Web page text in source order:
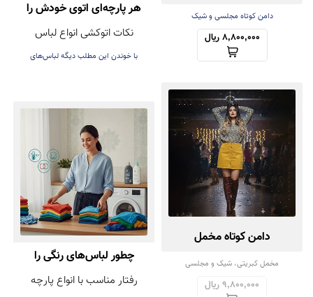
دامن کوتاه مجلسی و شیک
8,800,000 ریال
هر پارچه‌ای اتوی خودش را
دارد! راهنمای اتوکشی بدون
آسیب
نکات اتوکشی انواع لباس
با خوندن این مطلب دیگه لباس‌های
دامن کوتاه مخمل
مخمل کبریتی، شیک و مجلسی
9,800,000 ریال
چطور لباس‌های رنگی را
بشوییم تا رنگشان نرود؟
رفتار مناسب با انواع پارچه